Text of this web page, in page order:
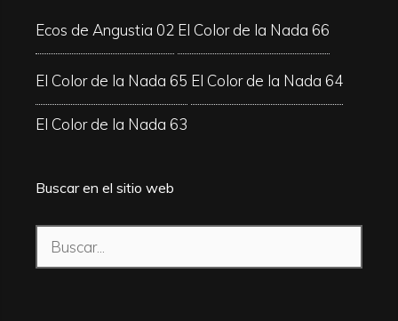
Ecos de Angustia 02 El Color de la Nada 66
El Color de la Nada 65 El Color de la Nada 64
El Color de la Nada 63
Buscar en el sitio web